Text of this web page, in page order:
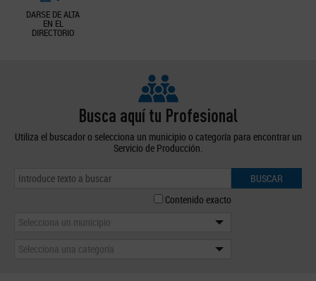
DARSE DE ALTA
EN EL
DIRECTORIO
Busca aquí tu Profesional
Utiliza el buscador o selecciona un municipio o categoría para encontrar un
Servicio de Producción.
BUSCAR
Contenido exacto
Selecciona un municipio
Selecciona una categoría